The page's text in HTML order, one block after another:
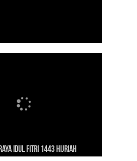
Idul Fitri 1443 Hijriah